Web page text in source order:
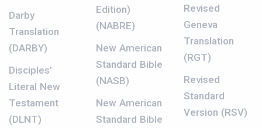
Darby
Translation
(DARBY)
Disciples’
Literal New
Testament
(DLNT)
Edition)
(NABRE)
New American
Standard Bible
(NASB)
New American
Standard Bible
Revised
Geneva
Translation
(RGT)
Revised
Standard
Version (RSV)